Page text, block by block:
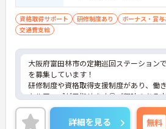
資格取得サポート 研修制度あり ボーナス・賞与
交通費支給
大阪府富田林市の定期巡回ステーション
を募集しています！
研修制度や資格取得支援制度があり、働
キルアップが目指せます◎ご興味のある
のポイントをお伝えしますのでお気軽に
さい！
詳細を見る 無料